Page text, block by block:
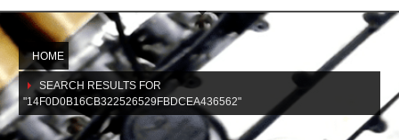
HOME
SEARCH RESULTS FOR
"14F0D0B16CB322526529FBDCEA436562"